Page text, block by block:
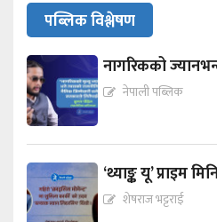
पब्लिक विश्लेषण
नागरिकको
नेपाली पब्लिक
‘थ्याङ्क यू’ प्राइम
शेषराज भट्टराई